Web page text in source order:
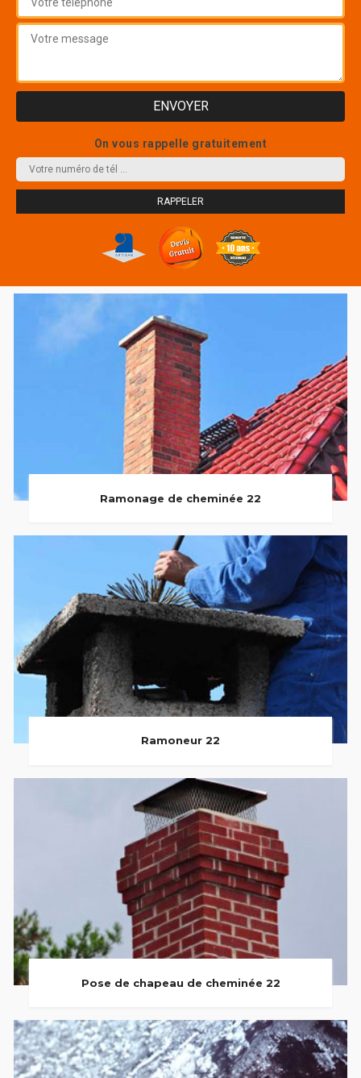
On vous rappelle gratuitement
Ramonage de cheminée 22
Ramoneur 22
Pose de chapeau de cheminée 22